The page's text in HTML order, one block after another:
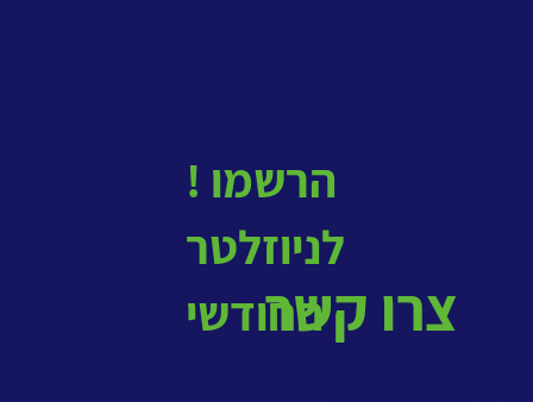
! הרשמו
לניוזלטר
החודשי
צרו קשר